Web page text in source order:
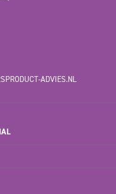
ADVIES.NL